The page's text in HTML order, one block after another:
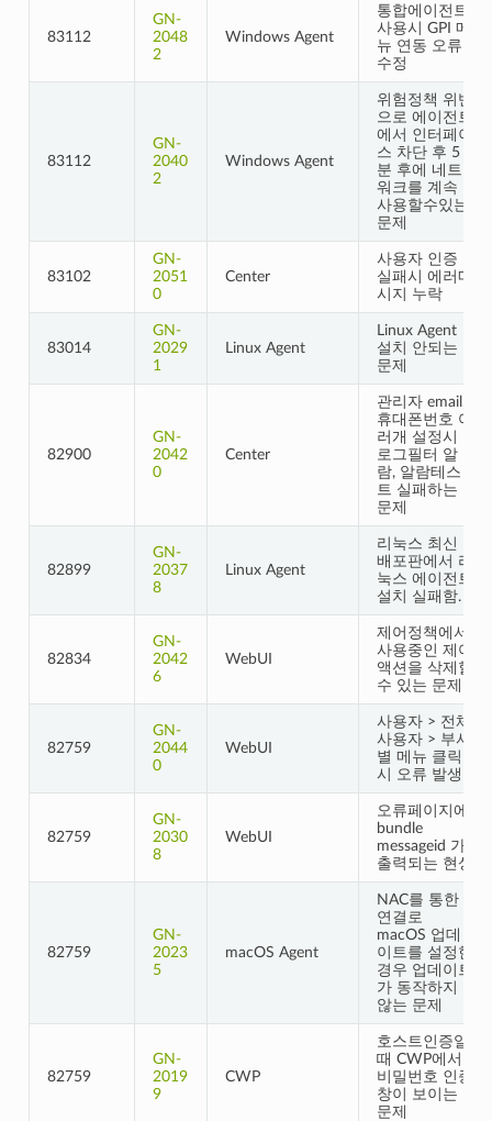
83112
GN-
2048
2
Windows Agent
통합에이전트
사용시 GPI 메
뉴 연동 오류
수정
83112
GN-
2040
2
Windows Agent
위험정책 위반
으로 에이전트
에서 인터페이
스 차단 후 5
분 후에 네트
워크를 계속
사용할수있는
문제
83102
GN-
2051
0
Center
사용자 인증
실패시 에러메
시지 누락
83014
GN-
2029
1
Linux Agent
Linux Agent
설치 안되는
문제
82900
GN-
2042
0
Center
관리자 email,
휴대폰번호 여
러개 설정시
로그필터 알
람, 알람테스
트 실패하는
문제
82899
GN-
2037
8
Linux Agent
리눅스 최신
배포판에서 리
눅스 에이전트
설치 실패함.
82834
GN-
2042
6
WebUI
제어정책에서
사용중인 제어
액션을 삭제할
수 있는 문제
82759
GN-
2044
0
WebUI
사용자 > 전체
사용자 > 부서
별 메뉴 클릭
시 오류 발생
82759
GN-
2030
8
WebUI
오류페이지에
bundle
messageid 가
출력되는 현상
82759
GN-
2023
5
macOS Agent
NAC를 통한
연결로
macOS 업데
이트를 설정한
경우 업데이트
가 동작하지
않는 문제
82759
GN-
2019
9
CWP
호스트인증일
때 CWP에서
비밀번호 인증
창이 보이는
문제